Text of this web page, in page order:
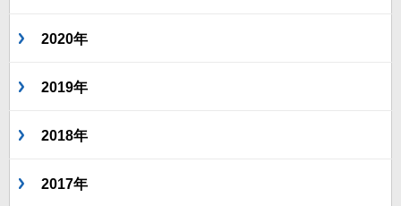
2020年
2019年
2018年
2017年